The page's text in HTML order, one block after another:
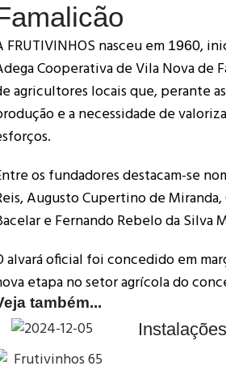
FRUTIVINHOS nasceu em 1960,
Cooperativa de Vila Nova de
agricultores locais que, perante
e a necessidade de
os fundadores destacam-se
Augusto Cupertino de
e Fernando Rebelo da Silva
alvará oficial foi concedido em
etapa no setor agrícola do
também...
Instalações